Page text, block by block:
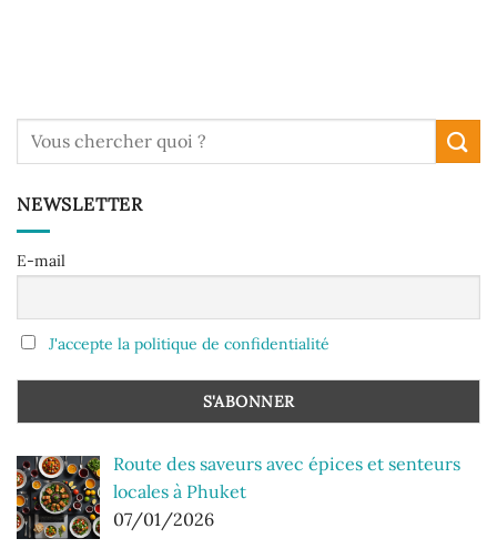
NEWSLETTER
E-mail
J'accepte la politique de confidentialité
Route des saveurs avec épices et senteurs
locales à Phuket
07/01/2026